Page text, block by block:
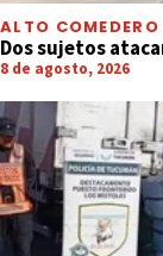
ALTO COMEDERO
Dos sujetos
8 de agosto, 2026